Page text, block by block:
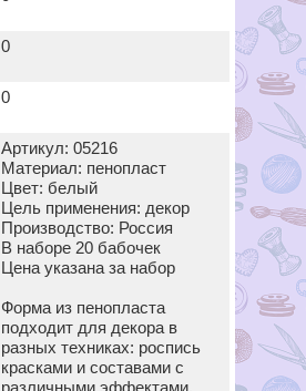
0
0
Артикул: 05216
Материал: пенопласт
Цвет: белый
Цель применения: декор
Производство: Россия
В наборе 20 бабочек
Цена указана за набор
Форма из пенопласта
подходит для декора в
разных техниках: роспись
красками и составами с